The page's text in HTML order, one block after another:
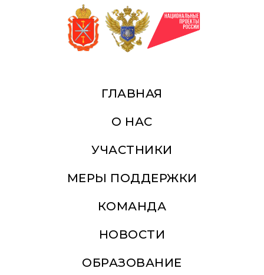
ГЛАВНАЯ
О НАС
УЧАСТНИКИ
МЕРЫ ПОДДЕРЖКИ
КОМАНДА
НОВОСТИ
ОБРАЗОВАНИЕ